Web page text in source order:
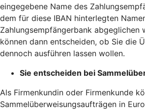
eingegebene Name des
dem für diese IBAN hinterlegten
Zahlungsempfängerbank abgeglichen
können dann entscheiden, ob Sie die
dennoch ausführen lassen wollen.
Sie entscheiden bei
Als Firmenkundin oder Firmenkunde
Sammelüberweisungsaufträgen in